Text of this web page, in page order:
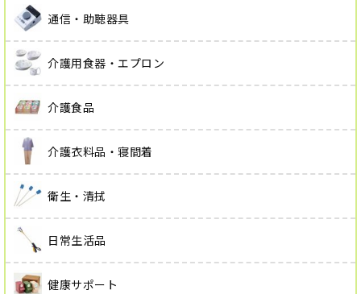
通信・助聴器具
介護用食器・エプロン
介護食品
介護衣料品・寝間着
衛生・清拭
日常生活品
健康サポート